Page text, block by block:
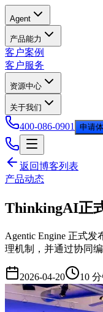
Agent
产品能力
客户案例
客户服务
资源中心
关于我们
400-086-0901 申请
返回博客列表
产品动态
ThinkingAI正
Agentic Engine 正式
理机制，并通过协同
2026-04-20 10